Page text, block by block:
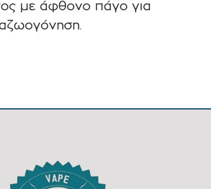
με άφθονο πάγο για